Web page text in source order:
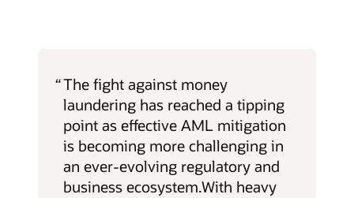
“The fight against money
laundering has reached a tipping
point as effective AML mitigation
is becoming more challenging in
an ever-evolving regulatory and
business ecosystem.With heavy